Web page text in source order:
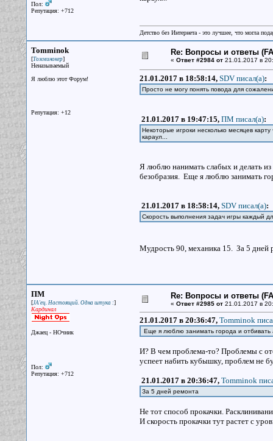
Пол:
Репутация: +712
Детство без Интернета - это лучшее, что могла
Tomminok
[Томминокер]
Неназываемый
Я люблю этот Форум!
Репутация: +12
Re: Вопросы и ответы
« Ответ #2984 от21.01.2017 в
21.01.2017 в 18:58:14, SDV писал(a):
Просто не могу понять повода для
21.01.2017 в 19:47:15, ПМ писал(a):
Некоторые игроки несколько месяцев
караул...
Я люблю нанимать слабых и делать
безобразия. Еще я люблю занимать
21.01.2017 в 18:58:14, SDV писал(a):
Скорость выполнения задач игры каждый
Мудрость 90, механика 15. За 5 дней
ПМ
[JA'ец. Настоящий. Одна штука :]
Кардинал
Джаец - НОчник
Пол:
Репутация: +712
Re: Вопросы и ответы
« Ответ #2985 от21.01.2017 в
21.01.2017 в 20:36:47, Tomminok
Еще я люблю занимать города и отбивать
И? В чем проблема-то? Проблемы с
успеет набить кубышку, проблем не
21.01.2017 в 20:36:47, Tomminok
За 5 дней ремонта
Не тот способ прокачки.
И скорость прокачки тут растет с